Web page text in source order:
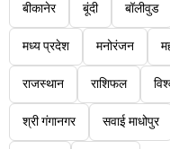
बीकानेर बूंदी बॉलीवुड
मध्य प्रदेश मनोरंजन
राजस्थान राशिफल
श्री गंगानगर सवाई माधोपुर